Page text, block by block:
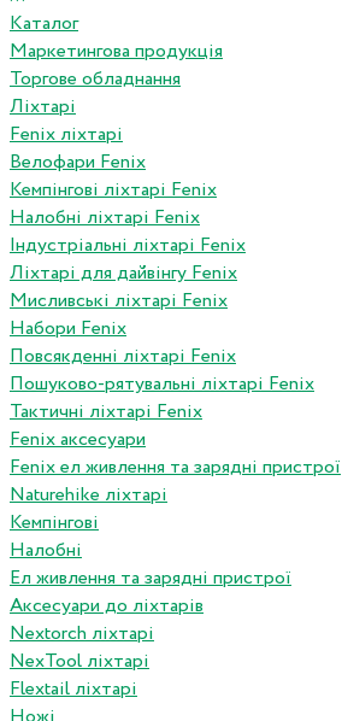
Каталог
Маркетингова продукція
Торгове обладнання
Ліхтарі
Fenix ліхтарі
Велофари Fenix
Кемпінгові ліхтарі Fenix
Налобні ліхтарі Fenix
Індустріальні ліхтарі Fenix
Ліхтарі для дайвінгу Fenix
Мисливські ліхтарі Fenix
Набори Fenix
Повсякденні ліхтарі Fenix
Пошуково-рятувальні ліхтарі Fenix
Тактичні ліхтарі Fenix
Fenix аксесуари
Fenix ел живлення та зарядні пристрої
Naturehike ліхтарі
Кемпінгові
Налобні
Ел живлення та зарядні пристрої
Аксесуари до ліхтарів
Nextorch ліхтарі
NexTool ліхтарі
Flextail ліхтарі